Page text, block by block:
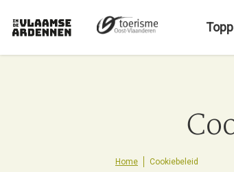
r
Home Cookiebeleid